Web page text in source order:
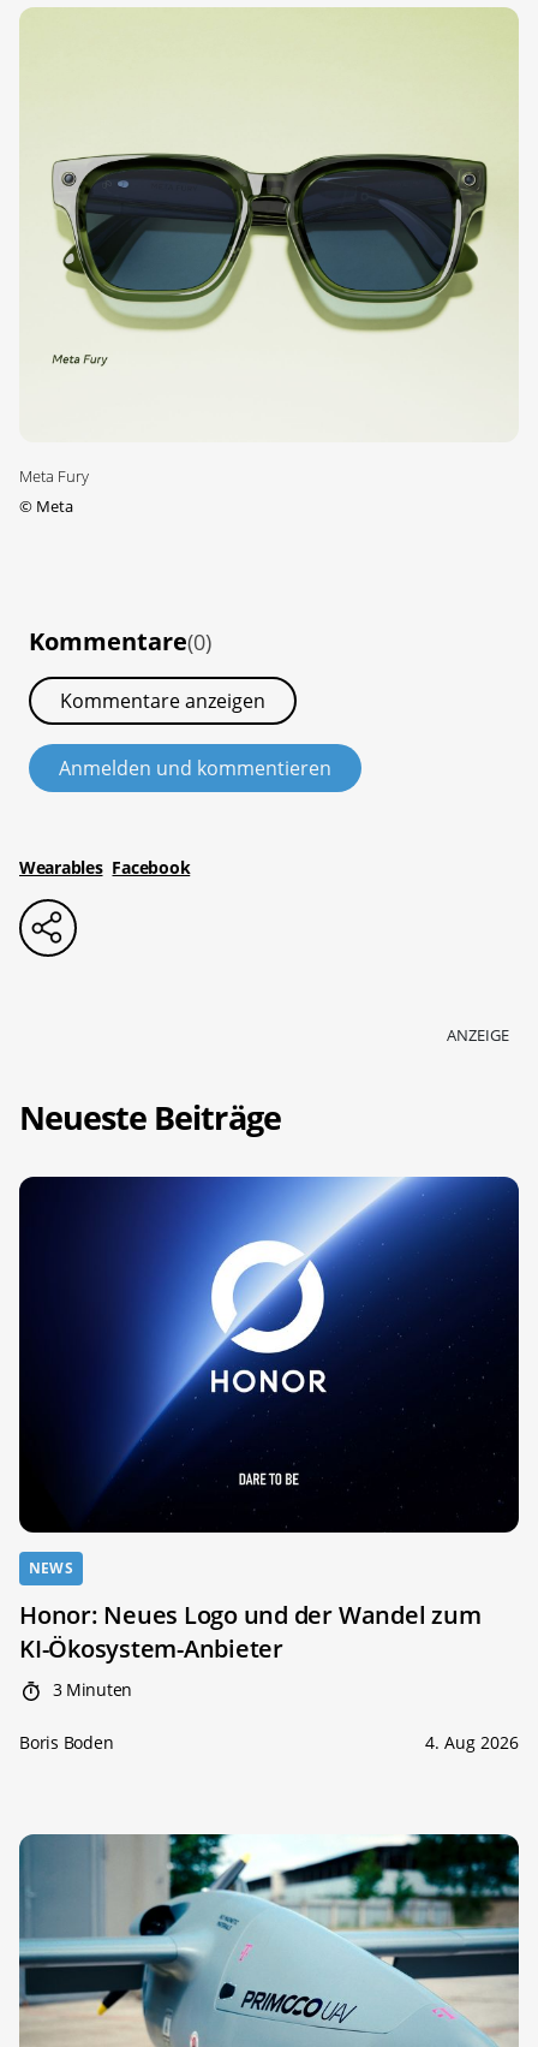
Meta Fury
© Meta
Kommentare(0)
Kommentare anzeigen
Anmelden und kommentieren
Wearables Facebook
ANZEIGE
Neueste Beiträge
NEWS
Honor: Neues Logo und der Wandel zum
KI-Ökosystem-Anbieter
3 Minuten
Boris Boden 4. Aug 2026